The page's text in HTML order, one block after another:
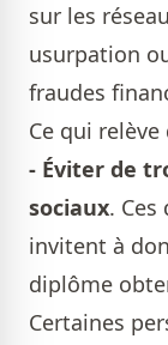
sur les
usurpation
fraudes
Ce qui
- Éviter de
sociaux.
invitent à
diplôme
Certaines